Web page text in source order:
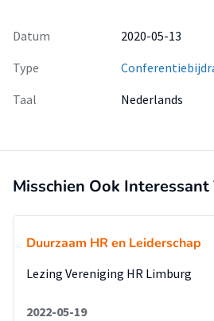
Datum
2020-05-13
Type
Taal
Nederlands
Misschien Ook Interessant
Duurzaam HR en Leiderschap
Lezing Vereniging HR Limburg
2022-05-19